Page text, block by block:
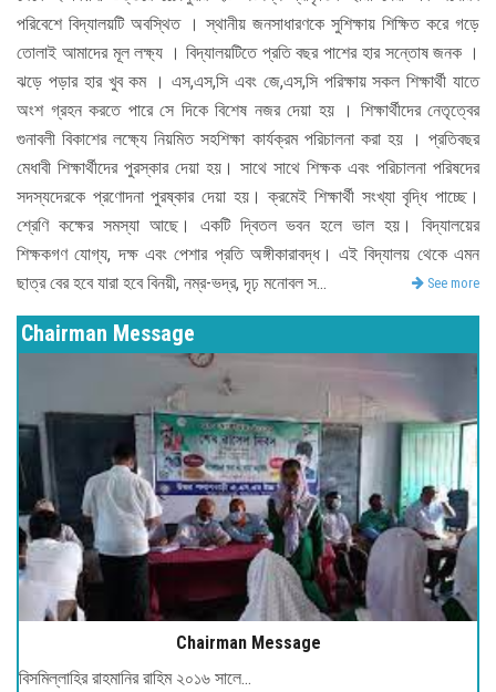
পরিবেশে বিদ্যালয়টি অবস্থিত । স্থানীয় জনসাধারণকে সুশিক্ষায় শিক্ষিত করে গড়ে
তোলাই আমাদের মূল লক্ষ্য । বিদ্যালয়টিতে প্রতি বছর পাশের হার সন্তোষ জনক ।
ঝড়ে পড়ার হার খুব কম । এস,এস,সি এবং জে,এস,সি পরিক্ষায় সকল শিক্ষার্থী যাতে
অংশ গ্রহন করতে পারে সে দিকে বিশেষ নজর দেয়া হয় । শিক্ষার্থীদের নেতৃত্বের
গুনাবলী বিকাশের লক্ষ্যে নিয়মিত সহশিক্ষা কার্যক্রম পরিচালনা করা হয় । প্রতিবছর
মেধাবী শিক্ষার্থীদের পুরস্কার দেয়া হয়। সাথে সাথে শিক্ষক এবং পরিচালনা পরিষদের
সদস্যদেরকে প্রণোদনা পুরষ্কার দেয়া হয়। ক্রমেই শিক্ষার্থী সংখ্যা বৃদ্ধি পাচ্ছে।
শ্রেণি কক্ষের সমস্যা আছে। একটি দ্বিতল ভবন হলে ভাল হয়। বিদ্যালয়ের
শিক্ষকগণ যোগ্য, দক্ষ এবং পেশার প্রতি অঙ্গীকারাবদ্ধ। এই বিদ্যালয় থেকে এমন
ছাত্র বের হবে যারা হবে বিনয়ী, নম্র-ভদ্র, দৃঢ় মনোবল স...
See more
Chairman Message
Chairman Message
বিসমিল্লাহির রাহমানির রাহিম ২০১৬ সালে...